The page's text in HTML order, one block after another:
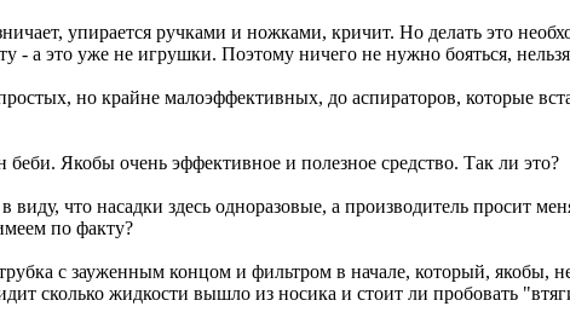
упирается ручками и ножками, кричит. Но делать это
- а это уже не игрушки. Поэтому ничего не нужно бояться,
но крайне малоэффективных, до аспираторов, которые
Якобы очень эффективное и полезное средство. Так ли это?
что насадки здесь одноразовые, а производитель просит
по факту?
с зауженным концом и фильтром в начале, который, якобы,
сколько жидкости вышло из носика и стоит ли пробовать